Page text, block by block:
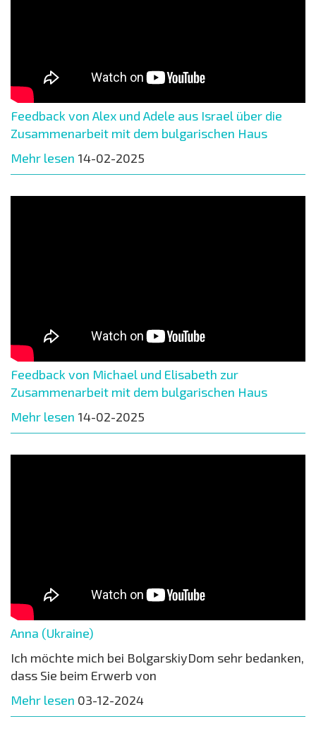
Feedback von Alex und Adele aus Israel über die
Zusammenarbeit mit dem bulgarischen Haus
Mehr lesen 14-02-2025
Feedback von Michael und Elisabeth zur
Zusammenarbeit mit dem bulgarischen Haus
Mehr lesen 14-02-2025
Anna (Ukraine)
Ich möchte mich bei BolgarskiyDom sehr bedanken,
dass Sie beim Erwerb von
Mehr lesen 03-12-2024